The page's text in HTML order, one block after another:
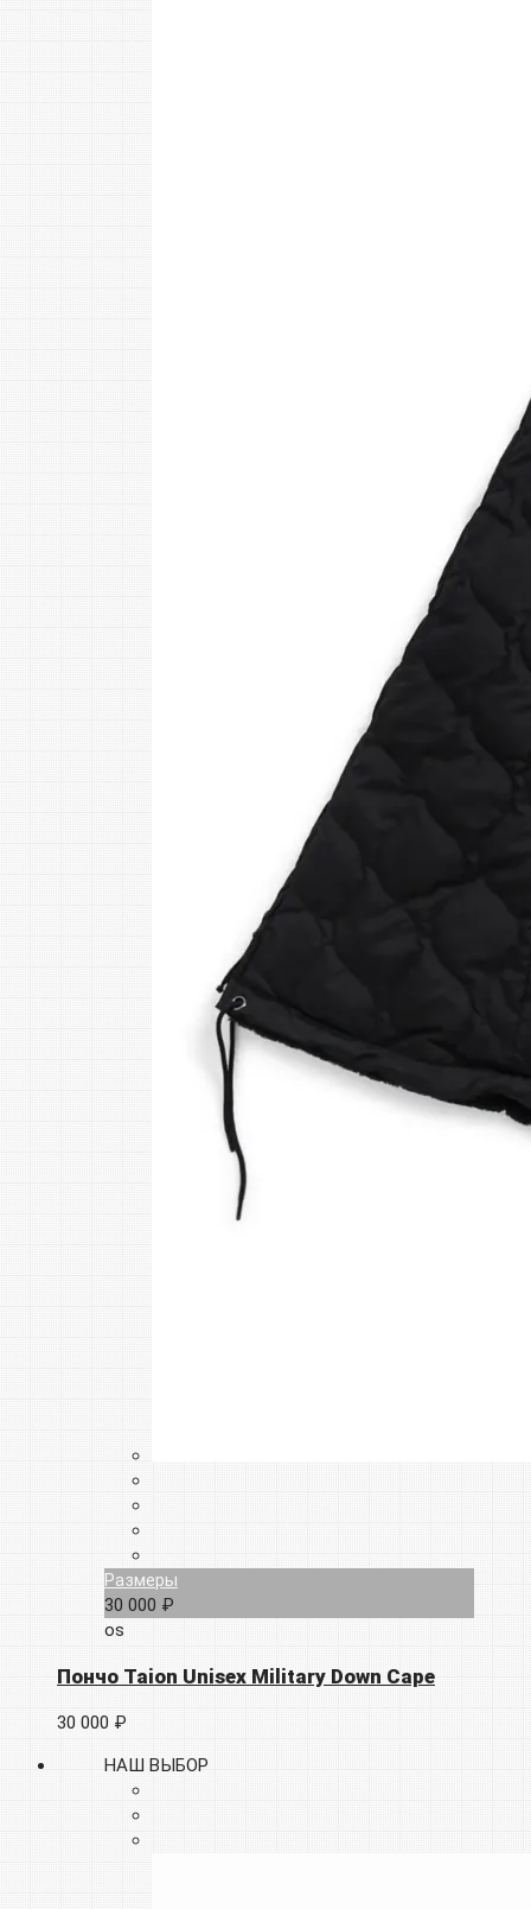
Размеры
30 000 ₽
os
Пончо Taion Unisex Military Down Cape
30 000 ₽
НАШ ВЫБОР